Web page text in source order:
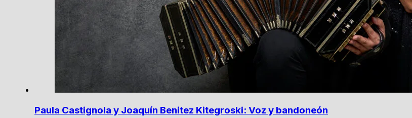
Paula Castignola y Joaquín Benitez Kitegroski: Voz y bandoneón